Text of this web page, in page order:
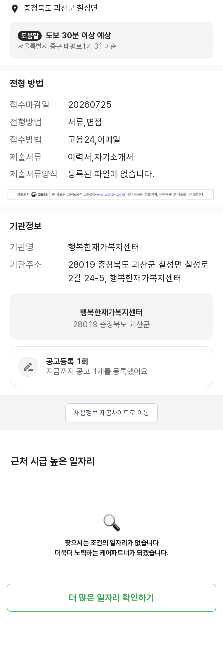
충청북도 괴산군 칠성면
도움말 도보 30분 이상 예상
서울특별시 중구 태평로1가 31 기준
전형 방법
접수마감일
20260725
전형방법
서류,면접
접수방법
고용24,이메일
제출서류
이력서,자기소개서
제출서류양식
등록된 파일이 없습니다.
기관정보
기관명
행복한재가복지센터
기관주소
28019 충청북도 괴산군 칠성면 칠성로
2길 24-5, 행복한재가복지센터
행복한재가복지센터
28019 충청북도 괴산군
공고등록 1회
지금까지 공고 1개를 등록했어요
채용정보 제공사이트로 이동
근처 시급 높은 일자리
찾으시는 조건의 일자리가 없습니다
더욱더 노력하는 케어파트너가 되겠습니다.
더 많은 일자리 확인하기